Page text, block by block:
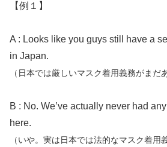
【例１】
A : Looks like you guys still have a
in Japan.
（日本では厳しいマスク着用義務がまだ
B : No. We’ve actually never had
here.
（いや。実は日本では法的なマスク着用